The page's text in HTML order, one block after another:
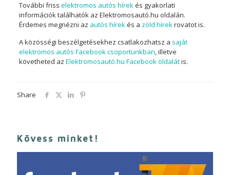
További friss elektromos autós hírekés gyakorlati
információk találhatók az Elektromosautó.hu oldalán.
Érdemes megnézni az autós hírekés a zöld hírekrovatot is.
A közösségi beszélgetésekhez csatlakozhatsz a saját
elektromos autós Facebook csoportunkban, illetve
követheted az Elektromosautó.hu Facebook oldalátis.
Share
Kövess minket!